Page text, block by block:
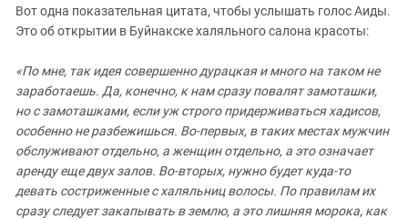
Вот одна показательная цитата, чтобы услышать голос Аиды.
Это об открытии в Буйнакске халяльного салона красоты:
«По мне, так идея совершенно дурацкая и много на таком не
заработаешь. Да, конечно, к нам сразу повалят замоташки,
но с замоташками, если уж строго придерживаться хадисов,
особенно не разбежишься. Во-первых, в таких местах мужчин
обслуживают отдельно, а женщин отдельно, а это означает
аренду еще двух залов. Во-вторых, нужно будет куда-то
девать состриженные с халяльниц волосы. По правилам их
сразу следует закапывать в землю, а это лишняя морока, как